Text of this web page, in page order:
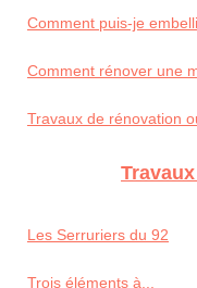
Comment puis-je
Comment rénover une
Travaux de rénovation
Les Serruriers du 92
Trois éléments à...